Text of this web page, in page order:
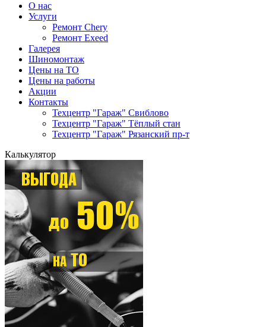
О нас
Услуги
Ремонт Chery
Ремонт Exeed
Галерея
Шиномонтаж
Цены на ТО
Цены на работы
Акции
Контакты
Техцентр "Гараж" Свиблово
Техцентр "Гараж" Тёплый стан
Техцентр "Гараж" Рязанский пр-т
Калькулятор